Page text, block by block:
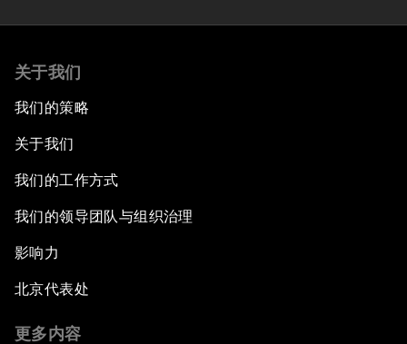
关于我们
我们的策略
关于我们
我们的工作方式
我们的领导团队与组织治理
影响力
北京代表处
更多内容